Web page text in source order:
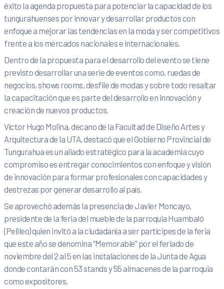
éxito la agenda propuesta para potenciar la capacidad de los
tungurahuenses por innovar y desarrollar productos con
enfoque a mejorar las tendencias en la moda y ser competitivos
frente a los mercados nacionales e internacionales.
Dentro de la propuesta para el desarrollo del evento se tiene
previsto desarrollar una serie de eventos como, ruedas de
negocios, shows rooms, desfile de modas y sobre todo resaltar
la capacitación que es parte del desarrollo en innovación y
creación de nuevos productos.
Víctor Hugo Molina, decano de la Facultad de Diseño Artes y
Arquitectura de la UTA, destacó que el Gobierno Provincial de
Tungurahua es un aliado estratégico para la academia cuyo
compromiso es entregar conocimientos con enfoque y visión
de innovación para formar profesionales con capacidades y
destrezas por generar desarrollo al país.
Se aprovechó además la presencia de Javier Moncayo,
presidente de la feria del mueble de la parroquia Huambaló
(Pelileo) quien invitó a la ciudadanía a ser partícipes de la feria
que este año se denomina “Memorable” por el feriado de
noviembre del 2 al 5 en las instalaciones de la Junta de Agua
donde contarán con 53 stands y 55 almacenes de la parroquia
como expositores.